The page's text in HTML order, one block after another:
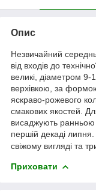
Опис
Незвичайний
від входів до
великі, діаметром
верхівкою, за
яскраво-рожевого
смакових якостей.
висаджують
першій декаді
свіжому вигляді та
Приховати